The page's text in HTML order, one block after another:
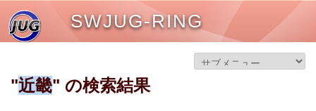
SWJUG-RING
"近畿" の検索結果